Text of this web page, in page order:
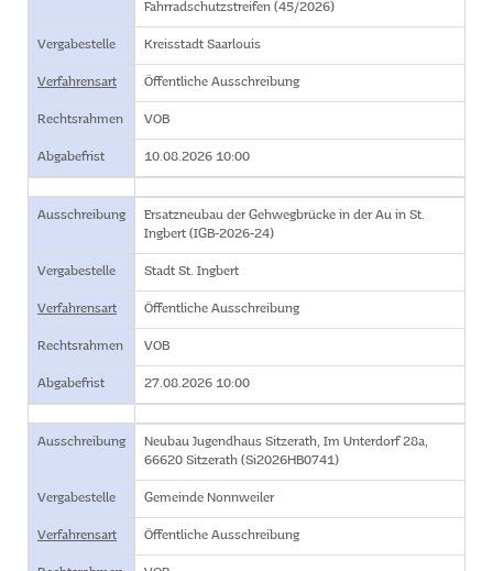
Fahrradschutzstreifen (45/2026)
Vergabestelle Kreisstadt Saarlouis
Verfahrensart Öffentliche Ausschreibung
Rechtsrahmen VOB
Abgabefrist 10.08.2026 10:00
Ausschreibung
Ersatzneubau der Gehwegbrücke in der Au in St.
Ingbert (IGB-2026-24)
Vergabestelle Stadt St. Ingbert
Verfahrensart Öffentliche Ausschreibung
Rechtsrahmen VOB
Abgabefrist 27.08.2026 10:00
Ausschreibung
Neubau Jugendhaus Sitzerath, Im Unterdorf 28a,
66620 Sitzerath (Si2026HB0741)
Vergabestelle Gemeinde Nonnweiler
Verfahrensart Öffentliche Ausschreibung